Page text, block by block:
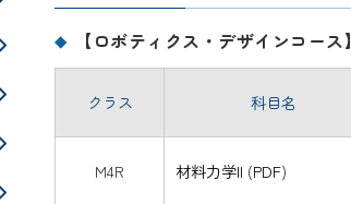
【ロボティクス・デザインコース】
クラス 科目名
M4R 材料力学II (PDF)